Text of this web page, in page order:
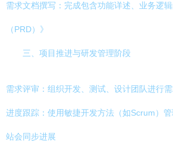
需求文档撰写：完成包含功能详述、业务逻
（PRD）》
三、项目推进与研发管理阶段
需求评审：组织开发、测试、设计团队进行
进度跟踪：使用敏捷开发方法（如Scrum）
站会同步进展